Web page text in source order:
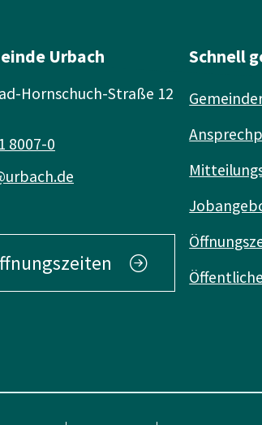
Urbach
Hornschuch-Straße 12
8007-0
Schnell